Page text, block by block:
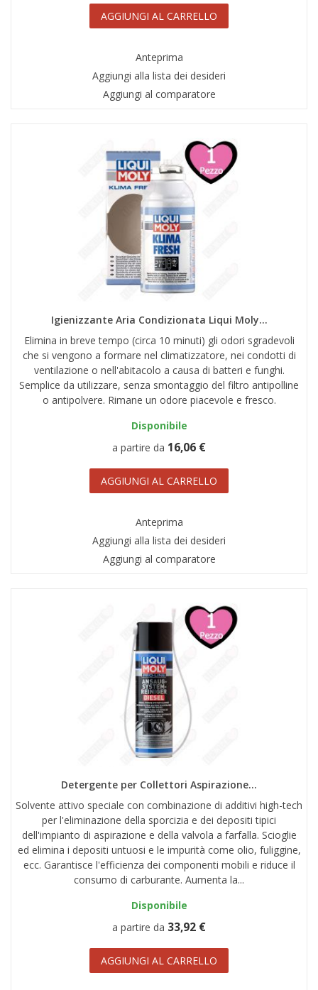
AGGIUNGI AL CARRELLO
Anteprima
Aggiungi alla lista dei desideri
Aggiungi al comparatore
Igienizzante Aria Condizionata Liqui Moly...
Elimina in breve tempo (circa 10 minuti) gli odori sgradevoli
che si vengono a formare nel climatizzatore, nei condotti di
ventilazione o nell'abitacolo a causa di batteri e funghi.
Semplice da utilizzare, senza smontaggio del filtro antipolline
o antipolvere. Rimane un odore piacevole e fresco.
Disponibile
a partire da 16,06 €
AGGIUNGI AL CARRELLO
Anteprima
Aggiungi alla lista dei desideri
Aggiungi al comparatore
Detergente per Collettori Aspirazione...
Solvente attivo speciale con combinazione di additivi high-tech
per l'eliminazione della sporcizia e dei depositi tipici
dell'impianto di aspirazione e della valvola a farfalla. Scioglie
ed elimina i depositi untuosi e le impurità come olio, fuliggine,
ecc. Garantisce l'efficienza dei componenti mobili e riduce il
consumo di carburante. Aumenta la...
Disponibile
a partire da 33,92 €
AGGIUNGI AL CARRELLO